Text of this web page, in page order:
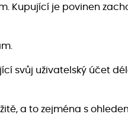
Kupující je povinen
svůj uživatelský účet
a to zejména s